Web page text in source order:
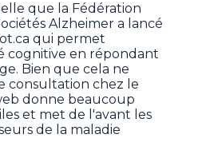
que la Fédération
Alzheimer a lancé
qui permet
cognitive en répondant
Bien que cela ne
consultation chez le
donne beaucoup
et met de l'avant les
de la maladie